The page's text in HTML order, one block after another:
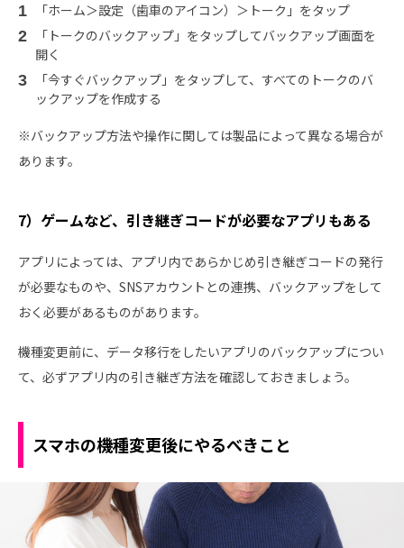
「ホーム＞設定（歯車のアイコン）＞トーク」をタップ
「トークのバックアップ」をタップしてバックアップ画面を
開く
「今すぐバックアップ」をタップして、すべてのトークのバ
ックアップを作成する
※バックアップ方法や操作に関しては製品によって異なる場合が
あります。
7）ゲームなど、引き継ぎコードが必要なアプリもある
アプリによっては、アプリ内であらかじめ引き継ぎコードの発行
が必要なものや、SNSアカウントとの連携、バックアップをして
おく必要があるものがあります。
機種変更前に、データ移行をしたいアプリのバックアップについ
て、必ずアプリ内の引き継ぎ方法を確認しておきましょう。
スマホの機種変更後にやるべきこと